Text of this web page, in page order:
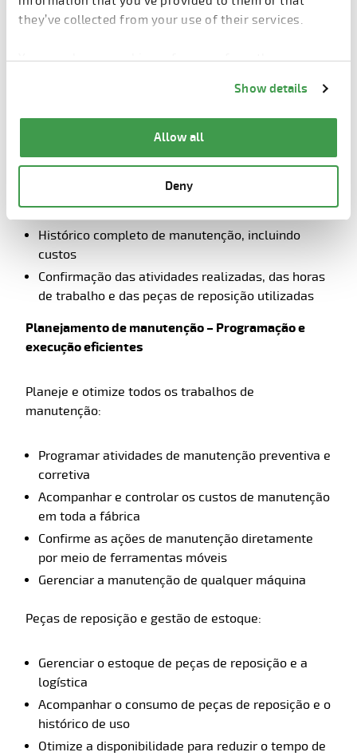
they’ve collected from your use of their services.
You can change cookie preferences from the
Show details
Allow all
Deny
Visibilidade clara de todo o seu escopo de
manutenção
Gestão da Manutenção – Controle estruturado da
Padronizar e acompanhar todas as atividades de
Programas de manutenção para máquinas
Histórico completo de manutenção, incluindo
custos
Confirmação das atividades realizadas, das horas
de trabalho e das peças de reposição utilizadas
Planejamento de manutenção – Programação e
execução eficientes
Planeje e otimize todos os trabalhos de
manutenção:
Programar atividades de manutenção preventiva e
corretiva
Acompanhar e controlar os custos de manutenção
em toda a fábrica
Confirme as ações de manutenção diretamente
por meio de ferramentas móveis
Gerenciar a manutenção de qualquer máquina
Peças de reposição e gestão de estoque:
Gerenciar o estoque de peças de reposição e a
logística
Acompanhar o consumo de peças de reposição e o
histórico de uso
Otimize a disponibilidade para reduzir o tempo de